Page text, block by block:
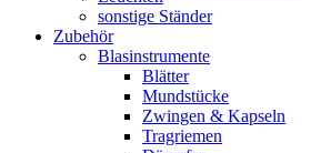
sonstige Ständer
Zubehör
Blasinstrumente
Blätter
Mundstücke
Zwingen & Kapseln
Tragriemen